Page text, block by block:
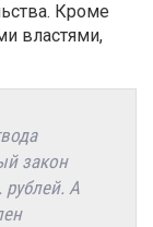
Кроме
властями,
закон
рублей. А